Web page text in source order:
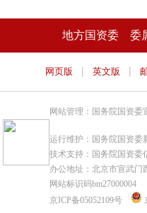
地方国资委 委
网页版 | 英文版 |
网站管理：国务院国资委
运行维护：国务院国资委
技术支持：国务院国资委
办公地址：北京市宣武
网站标识码bm27000004
京ICP备05052109号